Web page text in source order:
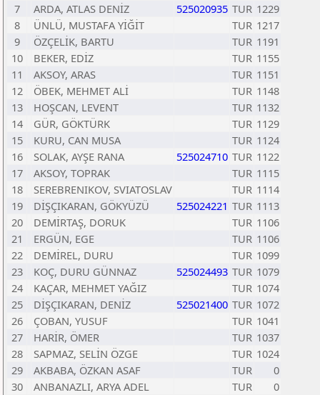
7
ARDA, ATLAS DENİZ 525020935 TUR 1229
8
ÜNLÜ, MUSTAFA YİĞİT TUR 1217
9
ÖZÇELİK, BARTU TUR 1191
10
BEKER, EDİZ TUR 1155
11
AKSOY, ARAS TUR 1151
12
ÖBEK, MEHMET ALİ TUR 1148
13
HOŞCAN, LEVENT TUR 1132
14
GÜR, GÖKTÜRK TUR 1129
15
KURU, CAN MUSA TUR 1124
16
SOLAK, AYŞE RANA 525024710 TUR 1122
17
AKSOY, TOPRAK TUR 1115
18
SEREBRENIKOV, SVIATOSLAV TUR 1114
19
DİŞÇIKARAN, GÖKYÜZÜ 525024221 TUR 1113
20
DEMİRTAŞ, DORUK TUR 1106
21
ERGÜN, EGE TUR 1106
22
DEMİREL, DURU TUR 1099
23
KOÇ, DURU GÜNNAZ 525024493 TUR 1079
24
KAÇAR, MEHMET YAĞIZ TUR 1074
25
DİŞÇIKARAN, DENİZ 525021400 TUR 1072
26
ÇOBAN, YUSUF TUR 1041
27
HARİR, ÖMER TUR 1037
28
SAPMAZ, SELİN ÖZGE TUR 1024
29
AKBABA, ÖZKAN ASAF TUR
0
30
ANBANAZLI, ARYA ADEL TUR
0